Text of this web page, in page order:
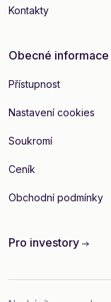
Kontakty
Obecné informace
Přístupnost
Nastavení cookies
Soukromí
Ceník
Obchodní podmínky
Pro investory